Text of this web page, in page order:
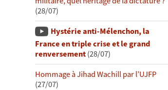
(28/07)
Hystérie anti-Mélenchon, la
France en triple crise et le grand
renversement(28/07)
Hommage à Jihad Wachill par l’UJFP
(27/07)